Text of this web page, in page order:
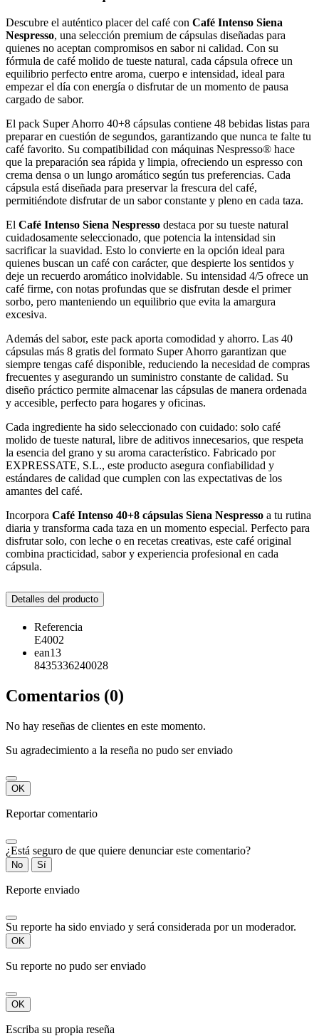
Descubre el auténtico placer del café con Café Intenso Siena
Nespresso, una selección premium de cápsulas diseñadas para
quienes no aceptan compromisos en sabor ni calidad. Con su
fórmula de café molido de tueste natural, cada cápsula ofrece un
equilibrio perfecto entre aroma, cuerpo e intensidad, ideal para
empezar el día con energía o disfrutar de un momento de pausa
cargado de sabor.
El pack Super Ahorro 40+8 cápsulas contiene 48 bebidas listas para
preparar en cuestión de segundos, garantizando que nunca te falte tu
café favorito. Su compatibilidad con máquinas Nespresso® hace
que la preparación sea rápida y limpia, ofreciendo un espresso con
crema densa o un lungo aromático según tus preferencias. Cada
cápsula está diseñada para preservar la frescura del café,
permitiéndote disfrutar de un sabor constante y pleno en cada taza.
El Café Intenso Siena Nespresso destaca por su tueste natural
cuidadosamente seleccionado, que potencia la intensidad sin
sacrificar la suavidad. Esto lo convierte en la opción ideal para
quienes buscan un café con carácter, que despierte los sentidos y
deje un recuerdo aromático inolvidable. Su intensidad 4/5 ofrece un
café firme, con notas profundas que se disfrutan desde el primer
sorbo, pero manteniendo un equilibrio que evita la amargura
excesiva.
Además del sabor, este pack aporta comodidad y ahorro. Las 40
cápsulas más 8 gratis del formato Super Ahorro garantizan que
siempre tengas café disponible, reduciendo la necesidad de compras
frecuentes y asegurando un suministro constante de calidad. Su
diseño práctico permite almacenar las cápsulas de manera ordenada
y accesible, perfecto para hogares y oficinas.
Cada ingrediente ha sido seleccionado con cuidado: solo café
molido de tueste natural, libre de aditivos innecesarios, que respeta
la esencia del grano y su aroma característico. Fabricado por
EXPRESSATE, S.L., este producto asegura confiabilidad y
estándares de calidad que cumplen con las expectativas de los
amantes del café.
Incorpora Café Intenso 40+8 cápsulas Siena Nespresso a tu rutina
diaria y transforma cada taza en un momento especial. Perfecto para
disfrutar solo, con leche o en recetas creativas, este café original
combina practicidad, sabor y experiencia profesional en cada
cápsula.
Detalles del producto
Referencia
E4002
ean13
8435336240028
Comentarios (0)
No hay reseñas de clientes en este momento.
Su agradecimiento a la reseña no pudo ser enviado
OK
Reportar comentario
¿Está seguro de que quiere denunciar este comentario?
No Sí
Reporte enviado
Su reporte ha sido enviado y será considerada por un moderador.
OK
Su reporte no pudo ser enviado
OK
Escriba su propia reseña